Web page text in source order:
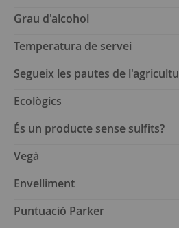
Grau d'alcohol
Temperatura de servei
Segueix les pautes de
Ecològics
És un producte sense sulfits?
Vegà
Envelliment
Puntuació Parker